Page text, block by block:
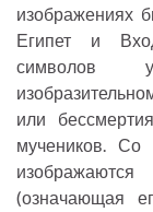
изображениях
Египет и
символов
или
мучеников. Со
(означающая